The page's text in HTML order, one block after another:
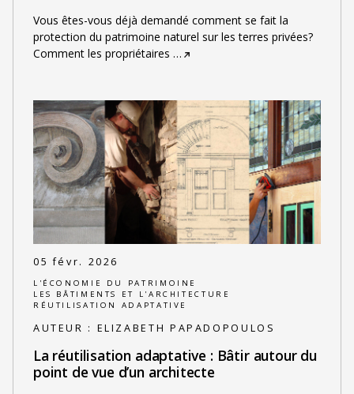
Vous êtes-vous déjà demandé comment se fait la
protection du patrimoine naturel sur les terres privées?
Comment les propriétaires …
05 févr. 2026
L'ÉCONOMIE DU PATRIMOINE
LES BÂTIMENTS ET L'ARCHITECTURE
RÉUTILISATION ADAPTATIVE
AUTEUR : ELIZABETH PAPADOPOULOS
La réutilisation adaptative : Bâtir autour du
point de vue d’un architecte